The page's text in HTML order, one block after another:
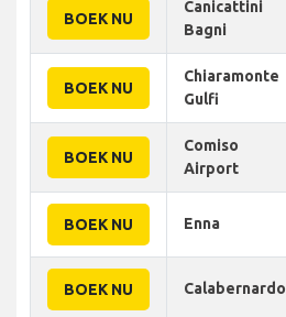
BOEK NU
Canicattini
Bagni
BOEK NU
Chiaramonte
Gulfi
BOEK NU
Comiso
Airport
BOEK NU Enna
BOEK NU Calabernardo